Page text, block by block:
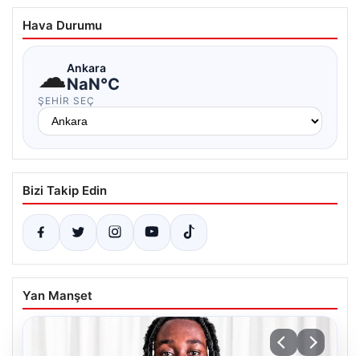
Hava Durumu
☁Ankara
NaN°C
ŞEHIR SEÇ
Bizi Takip Edin
Yan Manşet